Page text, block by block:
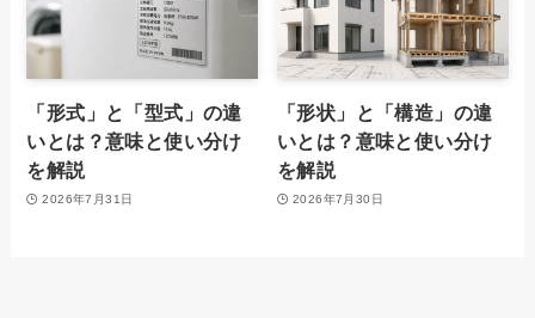
「形式」と「型式」の違
いとは？意味と使い分け
を解説
2026年7月31日
「形状」と「構造」の違
いとは？意味と使い分け
を解説
2026年7月30日